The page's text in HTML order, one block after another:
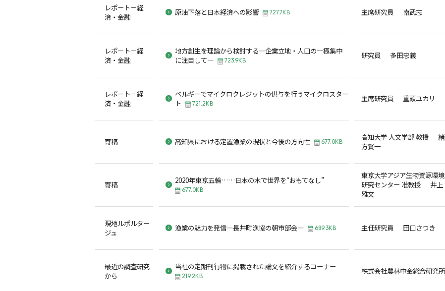
レポート－経
済・金融
原油下落と日本経済への影響 727.7KB 主席研究員 南武志
レポート－経
済・金融
地方創生を理論から検討する―企業立地・人口の一極集中
に注目して―
723.9KB
研究員 多田忠義
レポート－経
済・金融
ベルギーでマイクロクレジットの供与を行うマイクロスター
ト
721.2KB
主席研究員 重頭ユカリ
寄稿 高知県における定置漁業の現状と今後の方向性 677.0KB
高知大学 人文学部 教授 緒
方賢一
寄稿 2020年東京五輪……日本の木で世界を“おもてなし”
677.0KB
東京大学アジア生物資源環境
研究センター 准教授 井上
雅文
現地ルポルター
ジュ
漁業の魅力を発信―長井町漁協の朝市部会― 689.3KB 主任研究員 田口さつき
最近の調査研究
から
当社の定期刊行物に掲載された論文を紹介するコーナー
219.2KB
株式会社農林中金総合研究所